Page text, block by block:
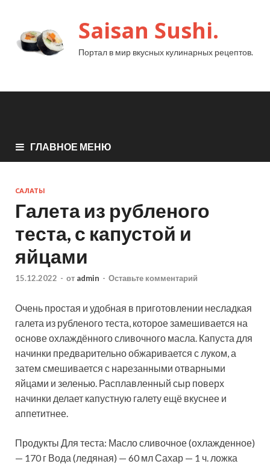
Saisan Sushi.
Портал в мир вкусных кулинарных рецептов.
ГЛАВНОЕ МЕНЮ
САЛАТЫ
Галета из рубленого
теста, с капустой и
яйцами
15.12.2022 - от admin - Оставьте комментарий
Очень простая и удобная в приготовлении несладкая
галета из рубленого теста, которое замешивается на
основе охлаждённого сливочного масла. Капуста для
начинки предварительно обжаривается с луком, а
затем смешивается с нарезанными отварными
яйцами и зеленью. Расплавленный сыр поверх
начинки делает капустную галету ещё вкуснее и
аппетитнее.
Продукты Для теста: Масло сливочное (охлажденное)
— 170 г Вода (ледяная) — 60 мл Сахар — 1 ч. ложка